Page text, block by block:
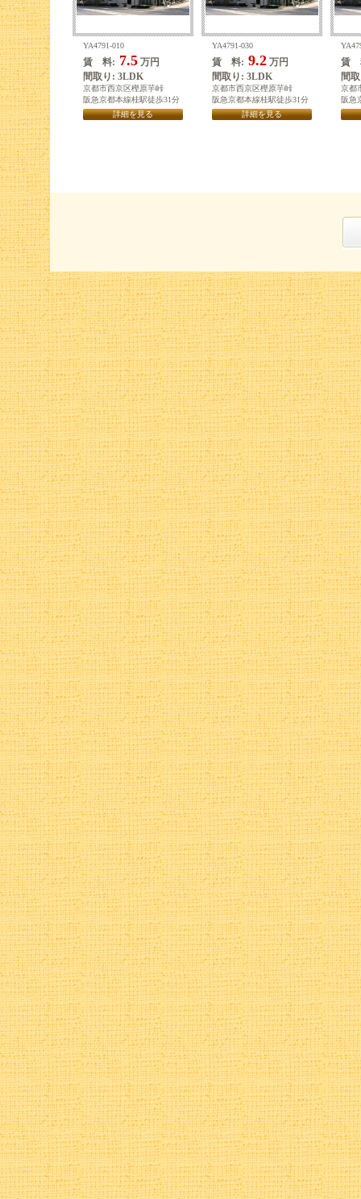
YA4791-010
賃 料: 7.5 万円
間取り: 3LDK
京都市西京区樫原芋峠
阪急京都本線桂駅徒歩31分
詳細を見る
YA4791-030
賃 料: 9.2 万円
間取り: 3LDK
京都市西京区樫原芋峠
阪急京都本線桂駅徒歩31分
詳細を見る
賃
間
京都
阪急